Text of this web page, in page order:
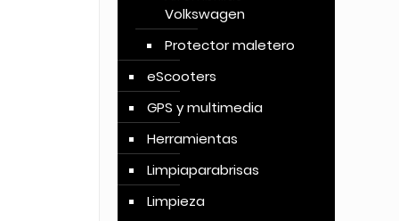
Volkswagen
Protector maletero
eScooters
GPS y multimedia
Herramientas
Limpiaparabrisas
Limpieza